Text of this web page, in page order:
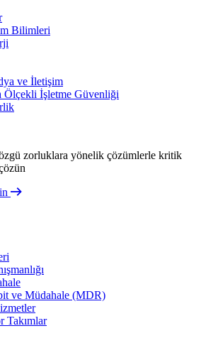
Bilimleri
ve İletişim
Ölçekli İşletme Güvenliği
zorluklara yönelik çözümlerle kritik
ve Müdahale (MDR)
Takımlar